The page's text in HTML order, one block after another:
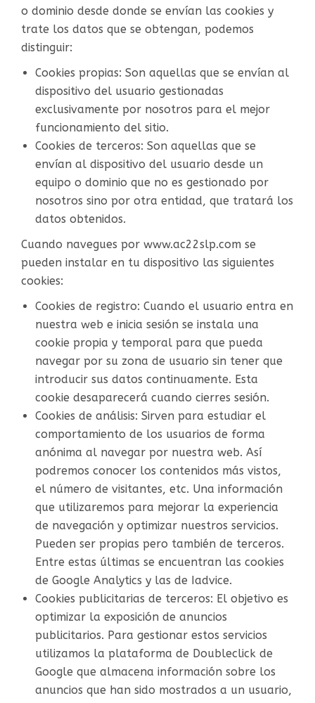
o dominio desde donde se envían las cookies y
trate los datos que se obtengan, podemos
distinguir:
Cookies propias: Son aquellas que se envían al
dispositivo del usuario gestionadas
exclusivamente por nosotros para el mejor
funcionamiento del sitio.
Cookies de terceros: Son aquellas que se
envían al dispositivo del usuario desde un
equipo o dominio que no es gestionado por
nosotros sino por otra entidad, que tratará los
datos obtenidos.
Cuando navegues por www.ac22slp.com se
pueden instalar en tu dispositivo las siguientes
cookies:
Cookies de registro: Cuando el usuario entra en
nuestra web e inicia sesión se instala una
cookie propia y temporal para que pueda
navegar por su zona de usuario sin tener que
introducir sus datos continuamente. Esta
cookie desaparecerá cuando cierres sesión.
Cookies de análisis: Sirven para estudiar el
comportamiento de los usuarios de forma
anónima al navegar por nuestra web. Así
podremos conocer los contenidos más vistos,
el número de visitantes, etc. Una información
que utilizaremos para mejorar la experiencia
de navegación y optimizar nuestros servicios.
Pueden ser propias pero también de terceros.
Entre estas últimas se encuentran las cookies
de Google Analytics y las de Iadvice.
Cookies publicitarias de terceros: El objetivo es
optimizar la exposición de anuncios
publicitarios. Para gestionar estos servicios
utilizamos la plataforma de Doubleclick de
Google que almacena información sobre los
anuncios que han sido mostrados a un usuario,